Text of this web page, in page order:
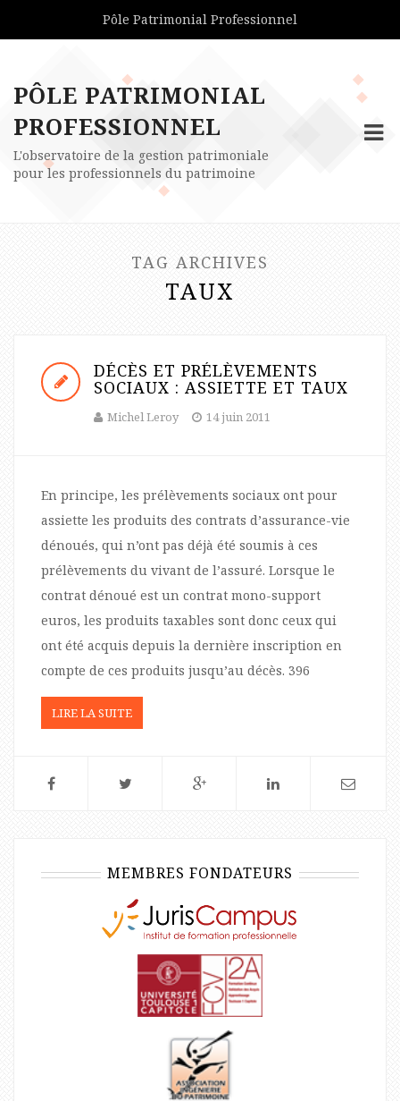
Pôle Patrimonial Professionnel
PÔLE PATRIMONIAL
PROFESSIONNEL
L'observatoire de la gestion patrimoniale
pour les professionnels du patrimoine
TAG ARCHIVES
TAUX
DÉCÈS ET PRÉLÈVEMENTS
SOCIAUX : ASSIETTE ET TAUX
Michel Leroy 14 juin 2011
En principe, les prélèvements sociaux ont pour
assiette les produits des contrats d’assurance-vie
dénoués, qui n’ont pas déjà été soumis à ces
prélèvements du vivant de l’assuré. Lorsque le
contrat dénoué est un contrat mono-support
euros, les produits taxables sont donc ceux qui
ont été acquis depuis la dernière inscription en
compte de ces produits jusqu’au décès. 396
LIRE LA SUITE
MEMBRES FONDATEURS